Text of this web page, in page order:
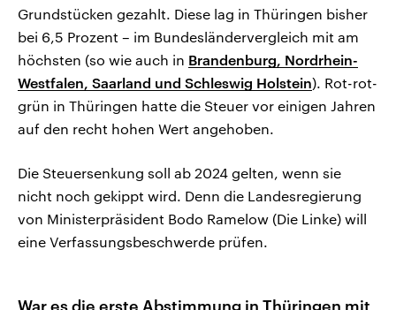
Grundstücken gezahlt. Diese lag in Thüringen bisher
bei 6,5 Prozent – im Bundesländervergleich mit am
höchsten (so wie auch in Brandenburg, Nordrhein-
Westfalen, Saarland und Schleswig Holstein). Rot-rot-
grün in Thüringen hatte die Steuer vor einigen Jahren
auf den recht hohen Wert angehoben.
Die Steuersenkung soll ab 2024 gelten, wenn sie
nicht noch gekippt wird. Denn die Landesregierung
von Ministerpräsident Bodo Ramelow (Die Linke) will
eine Verfassungsbeschwerde prüfen.
War es die erste Abstimmung in Thüringen mit